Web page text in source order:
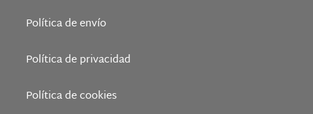
Política de envío
Política de privacidad
Política de cookies